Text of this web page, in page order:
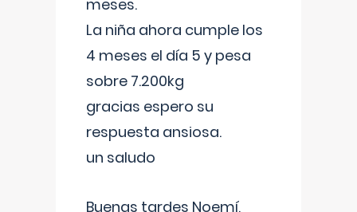
meses.
La niña ahora cumple los
4 meses el día 5 y pesa
sobre 7.200kg
gracias espero su
respuesta ansiosa.
un saludo
Buenas tardes Noemí,